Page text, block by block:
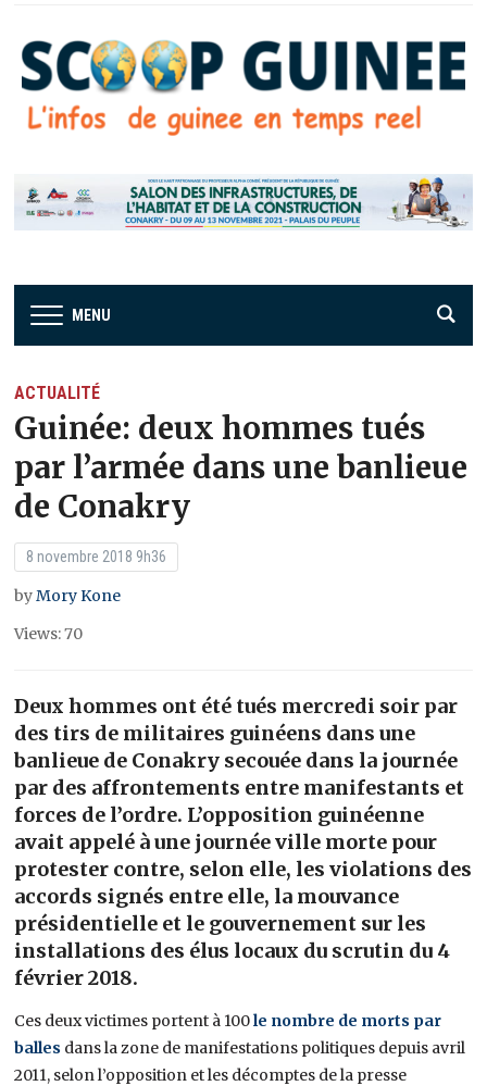
MENU
ACTUALITÉ
Guinée: deux hommes tués
par l’armée dans une banlieue
de Conakry
8 novembre 2018 9h36
byMory Kone
Views: 70
Deux hommes ont été tués mercredi soir par
des tirs de militaires guinéens dans une
banlieue de Conakry secouée dans la journée
par des affrontements entre manifestants et
forces de l’ordre. L’opposition guinéenne
avait appelé à une journée ville morte pour
protester contre, selon elle, les violations des
accords signés entre elle, la mouvance
présidentielle et le gouvernement sur les
installations des élus locaux du scrutin du 4
février 2018.
Ces deux victimes portent à 100le nombre de morts par
balles dans la zone de manifestations politiques depuis avril
2011, selon l’opposition et les décomptes de la presse